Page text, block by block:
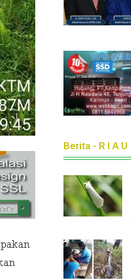
Berita - R I A U